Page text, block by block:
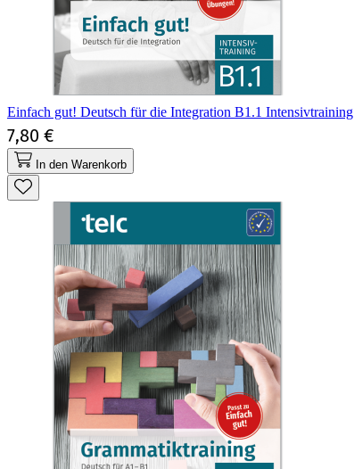
Einfach gut! Deutsch für die Integration B1.1 Intensivtraining
7,80 €
In den Warenkorb